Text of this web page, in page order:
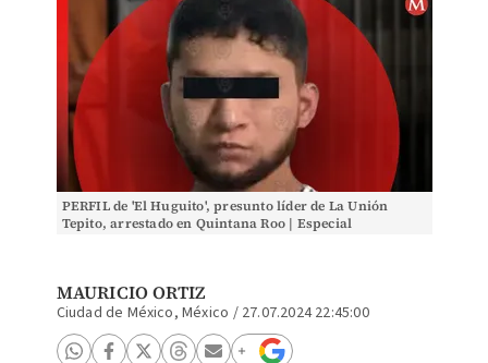
PERFIL de 'El Huguito', presunto líder de La Unión
Tepito, arrestado en Quintana Roo | Especial
MAURICIO ORTIZ
Ciudad de México, México / 27.07.2024 22:45:00